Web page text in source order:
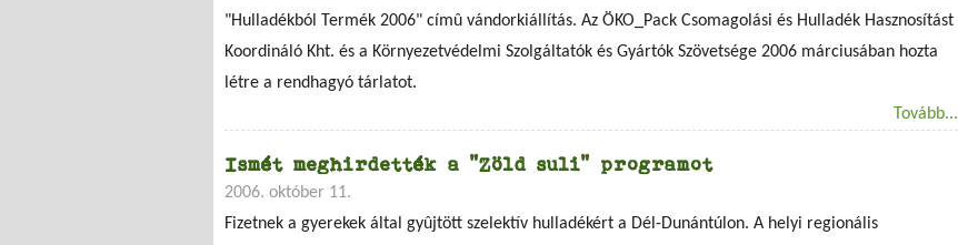
"Hulladékból Termék 2006" címû vándorkiállítás. Az ÖKO_Pack Csomagolási és Hulladék Hasznosítást
Koordináló Kht. és a Környezetvédelmi Szolgáltatók és Gyártók Szövetsége 2006 márciusában hozta
létre a rendhagyó tárlatot.
Tovább...
Ismét meghirdették a "Zöld suli" programot
2006. október 11.
Fizetnek a gyerekek által gyûjtött szelektív hulladékért a Dél-Dunántúlon. A helyi regionális